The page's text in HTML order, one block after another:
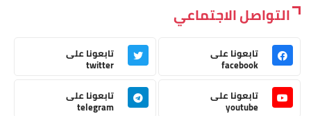
التواصل الاجتماعي
تابعونا على
facebook
تابعونا على
twitter
تابعونا على
youtube
تابعونا على
telegram